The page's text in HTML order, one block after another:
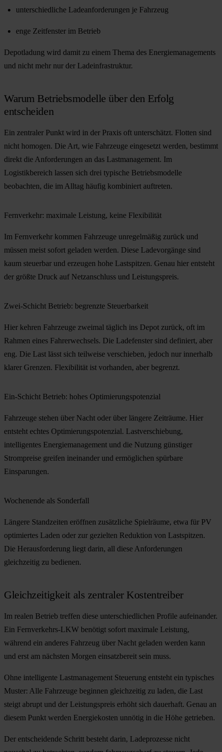
unterschiedliche Ladeanforderungen je Fahrzeug
enge Zeitfenster im Betrieb
Depotladung wird damit zu einem Thema des Energiemanagements
und nicht mehr nur der Ladeinfrastruktur.
Warum Betriebsmodelle über den Erfolg
entscheiden
Ein zentraler Punkt wird in der Praxis oft unterschätzt. Flotten sind
nicht homogen. Die Art, wie Fahrzeuge eingesetzt werden, bestimmt
direkt die Anforderungen an das Lastmanagement. Im
Logistikbereich lassen sich drei typische Betriebsmodelle
beobachten, die im Alltag häufig kombiniert auftreten.
Fernverkehr: maximale Leistung, keine Flexibilität
Im Fernverkehr kommen Fahrzeuge unregelmäßig zurück und
müssen meist sofort geladen werden. Diese Ladevorgänge sind
kaum steuerbar und erzeugen hohe Lastspitzen. Genau hier entsteht
der größte Druck auf Netzanschluss und Leistungspreis.
Zwei-Schicht Betrieb: begrenzte Steuerbarkeit
Hier kehren Fahrzeuge zweimal täglich ins Depot zurück, oft im
Rahmen eines Fahrerwechsels. Die Ladefenster sind definiert, aber
eng. Die Last lässt sich teilweise verschieben, jedoch nur innerhalb
klarer Grenzen. Flexibilität ist vorhanden, aber begrenzt.
Ein-Schicht Betrieb: hohes Optimierungspotenzial
Fahrzeuge stehen über Nacht oder über längere Zeiträume. Hier
entsteht echtes Optimierungspotenzial. Lastverschiebung,
intelligentes Energiemanagement und die Nutzung günstiger
Strompreise greifen ineinander und ermöglichen spürbare
Einsparungen.
Wochenende als Sonderfall
Längere Standzeiten eröffnen zusätzliche Spielräume, etwa für PV
optimiertes Laden oder zur gezielten Reduktion von Lastspitzen.
Die Herausforderung liegt darin, all diese Anforderungen
gleichzeitig zu bedienen.
Gleichzeitigkeit als zentraler Kostentreiber
Im realen Betrieb treffen diese unterschiedlichen Profile aufeinander.
Ein Fernverkehrs-LKW benötigt sofort maximale Leistung,
während ein anderes Fahrzeug über Nacht geladen werden kann
und erst am nächsten Morgen einsatzbereit sein muss.
Ohne intelligente Lastmanagement Steuerung entsteht ein typisches
Muster: Alle Fahrzeuge beginnen gleichzeitig zu laden, die Last
steigt abrupt und der Leistungspreis erhöht sich dauerhaft. Genau an
diesem Punkt werden Energiekosten unnötig in die Höhe getrieben.
Der entscheidende Schritt besteht darin, Ladeprozesse nicht